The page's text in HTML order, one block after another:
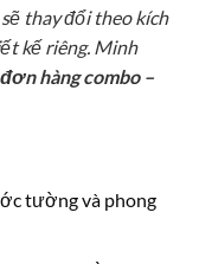
sẽ thay đổi theo kích
kế riêng. Minh
hàng combo –
tường và phong